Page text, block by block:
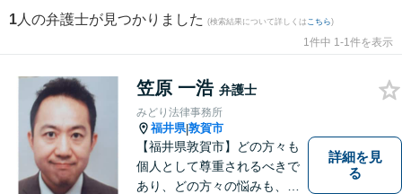
1 人の弁護士が見つかりました (検索結果について詳しくは こちら)
1件中 1-1件を表示
笠原 一浩 弁護士
みどり法律事務所
福井県|敦賀市
【福井県敦賀市】どの方々も
個人として尊重されるべきで
あり、どの方々の悩みも、そ
詳細を見
る